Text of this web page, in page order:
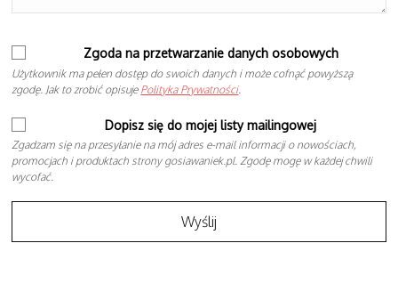
Zgoda na przetwarzanie danych osobowych
Użytkownik ma pełen dostęp do swoich danych i może cofnąć powyższą
zgodę. Jak to zrobić opisuje Polityka Prywatności.
Dopisz się do mojej listy mailingowej
Zgadzam się na przesyłanie na mój adres e-mail informacji o nowościach,
promocjach i produktach strony gosiawaniek.pl. Zgodę mogę w każdej chwili
wycofać.